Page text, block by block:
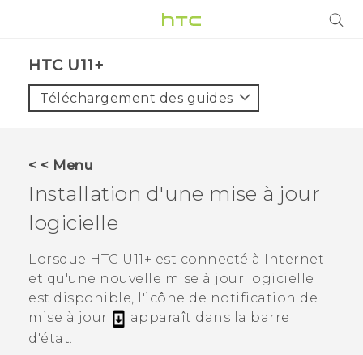
VIVE
VIVERSE
ASSISTANCE
Appareils HTC & Accessoires
Connexion
HTC U11+‎
Téléchargement des guides
< < Menu
Installation d'une mise à jour
logicielle
Lorsque HTC U11‍+ est connecté à Internet
et qu'une nouvelle mise à jour logicielle
est disponible, l'icône de notification de
mise à jour
apparaît dans la barre
d'état.